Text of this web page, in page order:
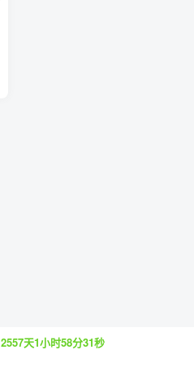
2557天1小时58分31秒